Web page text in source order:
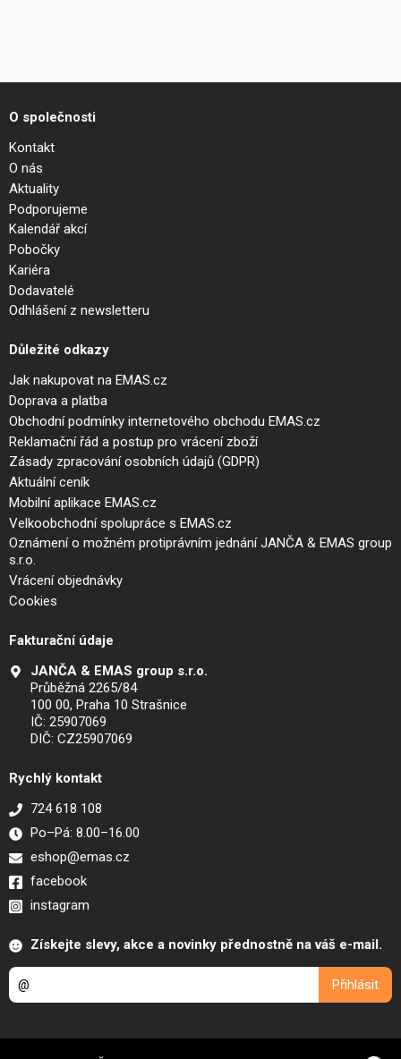
O společnosti
Kontakt
O nás
Aktuality
Podporujeme
Kalendář akcí
Pobočky
Kariéra
Dodavatelé
Odhlášení z newsletteru
Důležité odkazy
Jak nakupovat na EMAS.cz
Doprava a platba
Obchodní podmínky internetového obchodu EMAS.cz
Reklamační řád a postup pro vrácení zboží
Zásady zpracování osobních údajů (GDPR)
Aktuální ceník
Mobilní aplikace EMAS.cz
Velkoobchodní spolupráce s EMAS.cz
Oznámení o možném protiprávním jednání JANČA & EMAS group
s.r.o.
Vrácení objednávky
Cookies
Fakturační údaje
JANČA & EMAS group s.r.o.
Průběžná 2265/84
100 00, Praha 10 Strašnice
IČ: 25907069
DIČ: CZ25907069
Rychlý kontakt
724 618 108
Po–Pá: 8.00–16.00
eshop@emas.cz
facebook
instagram
Získejte slevy, akce a novinky přednostně na váš e-mail.